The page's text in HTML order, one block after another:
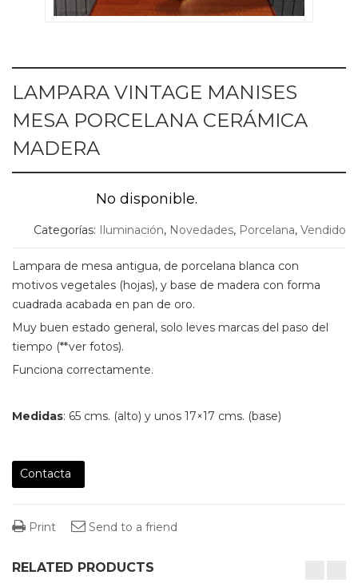
LAMPARA VINTAGE MANISES
MESA PORCELANA CERÁMICA
MADERA
No disponible.
Categorías: Iluminación, Novedades, Porcelana, Vendido
Lampara de mesa antigua, de porcelana blanca con
motivos vegetales (hojas), y base de madera con forma
cuadrada acabada en pan de oro.
Muy buen estado general, solo leves marcas del paso del
tiempo (**ver fotos).
Funciona correctamente.
Medidas: 65 cms. (alto) y unos 17×17 cms. (base)
Contacta
Print Send to a friend
RELATED PRODUCTS